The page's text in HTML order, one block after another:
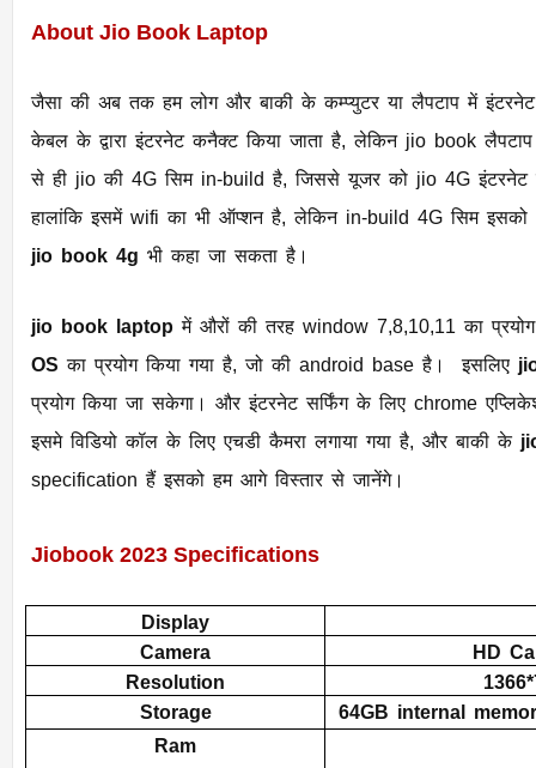
About Jio Book Laptop
जैसा की अब तक हम लोग और बाकी के कम्प्युटर या लैपटाप में
केबल के द्वारा इंटरनेट कनैक्ट किया जाता है, लेकिन jio book
से ही jio की 4G सिम in-build है, जिससे यूजर को jio 4G इंटरनेट
हालांकि इसमें wifi का भी ऑप्शन है, लेकिन in-build 4G सिम इसको
jio book 4g भी कहा जा सकता है।
jio book laptop में औरों की तरह window 7,8,10,11 का
OS का प्रयोग किया गया है, जो की android base है। इसलिए
प्रयोग किया जा सकेगा। और इंटरनेट सर्फिंग के लिए chrome एप्लिकेशन का प्रयोग किया गया है, साथ ही साथ
इसमे विडियो कॉल के लिए एचडी कैमरा लगाया गया है, और बाकी के
specification हैं इसको हम आगे विस्तार से जानेंगे।
Jiobook 2023 Specifications
Display
Camera
HD
Resolution
Storage
64GB internal
Ram